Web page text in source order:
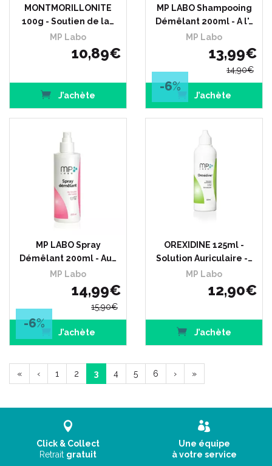
MONTMORILLONITE
100g - Soutien de la…
MP Labo
10,89€
J’achète
MP LABO Shampooing
Démêlant 200ml - A l'…
MP Labo
13,99€
14,90€
-6%
J’achète
MP LABO Spray
Démêlant 200ml - Au…
MP Labo
14,99€
15,90€
-6%
J’achète
OREXIDINE 125ml -
Solution Auriculaire -…
MP Labo
12,90€
J’achète
« ‹ 1 2 3 4 5 6 › »
Click & Collect
Retrait gratuit
Une équipe
à votre service